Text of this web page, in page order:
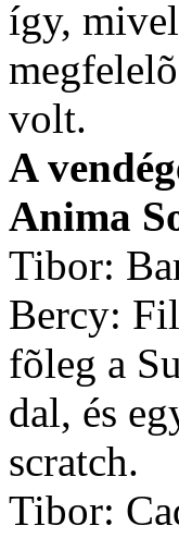
így,
volt.
A
Anima
Tibor:
Bercy:
fõleg a
dal, és
scratch.
Tibor: